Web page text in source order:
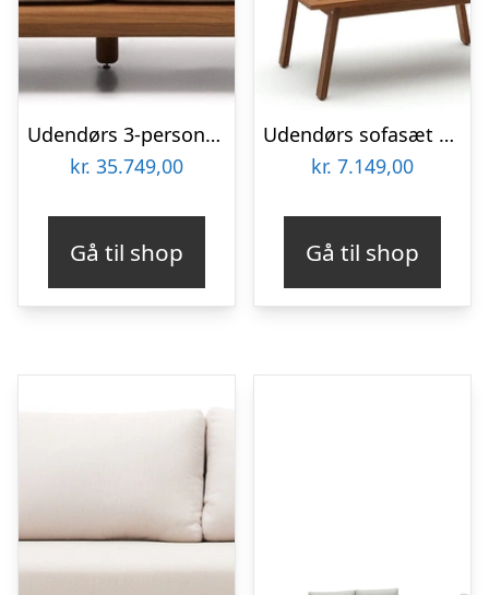
Udendørs 3-personers sofa Kave Home Turqueta i FSC-teak med aftagelige naturfarvede pletafvisende polypropylenbetræk
kr. 35.749,00
Gå til shop
Udendørs sofasæt Kave Home Frares i FSC-akacietræ med aftagelige hynder – 2-personers sofa, 2 lounge-lænestole & sofabord
kr. 7.149,00
Gå til shop